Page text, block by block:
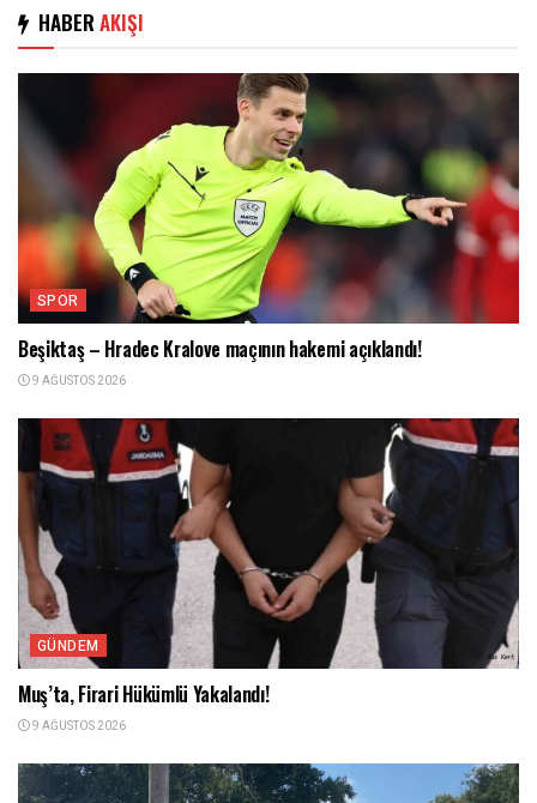
HABER AKIŞI
SPOR
Beşiktaş – Hradec Kralove maçının hakemi açıklandı!
9 AĞUSTOS 2026
GÜNDEM
Muş’ta, Firari Hükümlü Yakalandı!
9 AĞUSTOS 2026